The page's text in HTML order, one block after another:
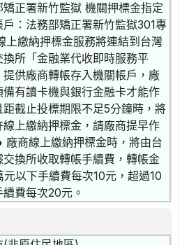
矯正署新竹監獄 機關押標金指定
戶：法務部矯正署新竹監獄301專
上繳納押標金服務將連結到台灣
換所「金融業代收即時服務平
提供廠商轉帳存入機關帳戶，廠
備有讀卡機與銀行金融卡才能作
距截止投標期限不足5分鐘時，將
線上繳納押標金，請廠商提早作
廠商線上繳納押標金時，將由台
交換所收取轉帳手續費，轉帳金
元以下手續費每次10元，超過10
續費每次20元。